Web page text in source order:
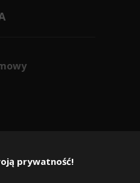
prywatność!
w 24opony.pl